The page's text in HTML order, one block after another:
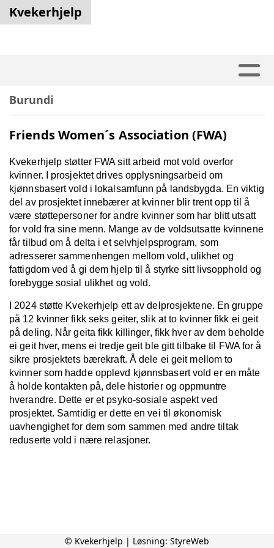
Kvekerhjelp
Burundi
Friends Women´s Association (FWA)
Kvekerhjelp støtter FWA sitt arbeid mot vold overfor
kvinner. I prosjektet drives opplysningsarbeid om
kjønnsbasert vold i lokalsamfunn på landsbygda. En viktig
del av prosjektet innebærer at kvinner blir trent opp til å
være støttepersoner for andre kvinner som har blitt utsatt
for vold fra sine menn. Mange av de voldsutsatte kvinnene
får tilbud om å delta i et selvhjelpsprogram, som
adresserer sammenhengen mellom vold, ulikhet og
fattigdom ved å gi dem hjelp til å styrke sitt livsopphold og
forebygge sosial ulikhet og vold.
I 2024 støtte Kvekerhjelp ett av delprosjektene. En gruppe
på 12 kvinner fikk seks geiter, slik at to kvinner fikk ei geit
på deling. Når geita fikk killinger, fikk hver av dem beholde
ei geit hver, mens ei tredje geit ble gitt tilbake til FWA for å
sikre prosjektets bærekraft. Å dele ei geit mellom to
kvinner som hadde opplevd kjønnsbasert vold er en måte
å holde kontakten på, dele historier og oppmuntre
hverandre. Dette er et psyko-sosiale aspekt ved
prosjektet. Samtidig er dette en vei til økonomisk
uavhengighet for dem som sammen med andre tiltak
reduserte vold i nære relasjoner.
© Kvekerhjelp | Løsning: StyreWeb